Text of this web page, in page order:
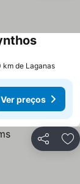
km de Laganas
Ver preços
Partilhar